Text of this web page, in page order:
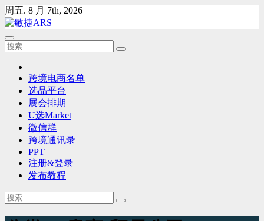
Skip
to
content
周五. 8 月 7th, 2026
跨境电商名单
选品平台
展会排期
U选Market
微信群
跨境通讯录
PPT
注册&登录
发布教程